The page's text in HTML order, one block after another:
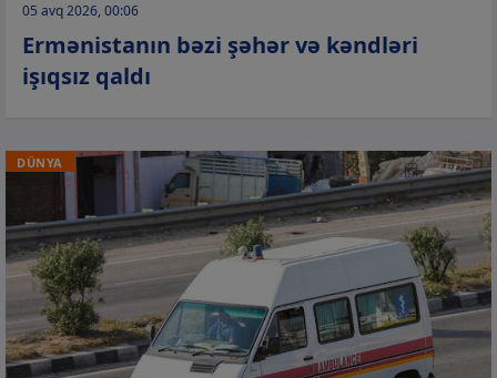
05 avq 2026, 00:06
Ermənistanın bəzi şəhər və kəndləri
işıqsız qaldı
DÜNYA